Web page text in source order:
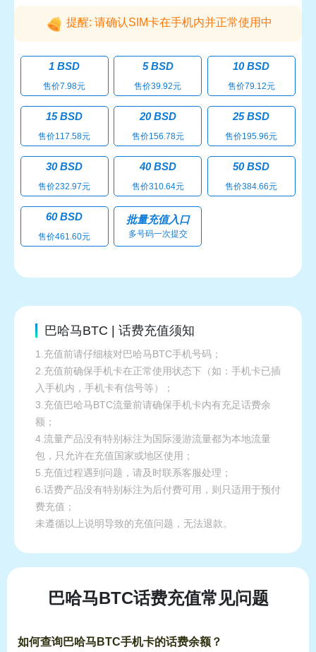
提醒: 请确认SIM卡在手机内并正常使用中
1 BSD
售价7.98元
5 BSD
售价39.92元
10 BSD
售价79.12元
15 BSD
售价117.58元
20 BSD
售价156.78元
25 BSD
售价195.96元
30 BSD
售价232.97元
40 BSD
售价310.64元
50 BSD
售价384.66元
60 BSD
售价461.60元
批量充值入口
多号码一次提交
巴哈马BTC | 话费充值须知
1.充值前请仔细核对巴哈马BTC手机号码；
2.充值前确保手机卡在正常使用状态下（如：手机卡已插
入手机内，手机卡有信号等）；
3.充值巴哈马BTC流量前请确保手机卡内有充足话费余
额；
4.流量产品没有特别标注为国际漫游流量都为本地流量
包，只允许在充值国家或地区使用；
5.充值过程遇到问题，请及时联系客服处理；
6.话费产品没有特别标注为后付费可用，则只适用于预付
费充值；
未遵循以上说明导致的充值问题，无法退款。
巴哈马BTC话费充值常见问题
如何查询巴哈马BTC手机卡的话费余额？